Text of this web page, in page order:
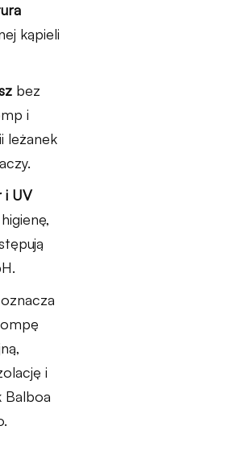
kąpieli
bez
i
leżanek
i UV
oznacza
i
Balboa